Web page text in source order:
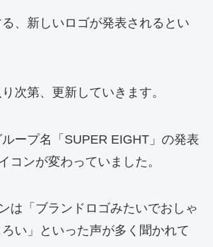
、新しいロゴが発表されるとい
次第、更新していきます。
ープ名「SUPER EIGHT」の発表
コンが変わっていました。
は「ブランドロゴみたいでおしゃ
い」といった声が多く聞かれて